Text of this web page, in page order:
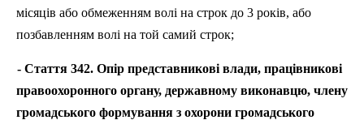
місяців або обмеженням волі на строк до 3 років, або
позбавленням волі на той самий строк;
- Стаття 342. Опір представникові влади, працівникові
правоохоронного органу, державному виконавцю, члену
громадського формування з охорони громадського